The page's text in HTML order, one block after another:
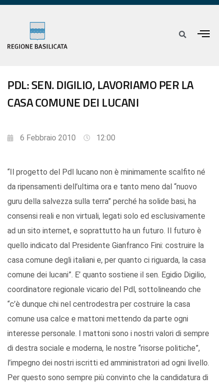
PDL: SEN. DIGILIO, LAVORIAMO PER LA
CASA COMUNE DEI LUCANI
6 Febbraio 2010 12:00
“Il progetto del Pdl lucano non è minimamente scalfito né
da ripensamenti dell’ultima ora e tanto meno dal “nuovo
guru della salvezza sulla terra” perché ha solide basi, ha
consensi reali e non virtuali, legati solo ed esclusivamente
ad un sito internet, e soprattutto ha un futuro. Il futuro è
quello indicato dal Presidente Gianfranco Fini: costruire la
casa comune degli italiani e, per quanto ci riguarda, la casa
comune dei lucani”. E’ quanto sostiene il sen. Egidio Digilio,
coordinatore regionale vicario del Pdl, sottolineando che
“c’è dunque chi nel centrodestra per costruire la casa
comune usa calce e mattoni mettendo da parte ogni
interesse personale. I mattoni sono i nostri valori di sempre
di destra sociale e moderna, le nostre “risorse politiche”,
l’impegno dei nostri iscritti ed amministratori ad ogni livello.
Per questo sono sempre più convinto che la candidatura di